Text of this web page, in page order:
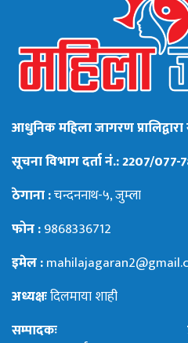
आधुनिक महिला जागरण प्रालिद्वारा
सूचना विभाग दर्ता नं.: 2207/077-
ठेगाना :चन्दननाथ-५, जुम्ला
फोन :9868336712
इमेल :
अध्यक्षःदिलमाया शाही
सम्पादकः